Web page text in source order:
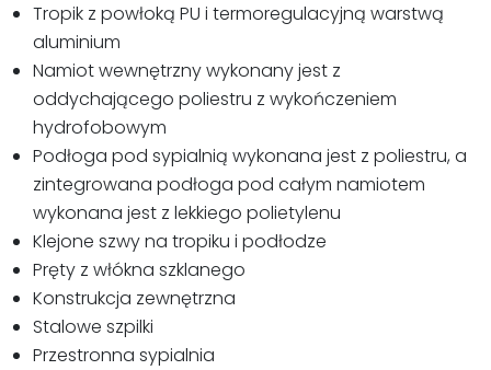
Tropik z powłoką PU i termoregulacyjną warstwą
aluminium
Namiot wewnętrzny wykonany jest z
oddychającego poliestru z wykończeniem
hydrofobowym
Podłoga pod sypialnią wykonana jest z poliestru, a
zintegrowana podłoga pod całym namiotem
wykonana jest z lekkiego polietylenu
Klejone szwy na tropiku i podłodze
Pręty z włókna szklanego
Konstrukcja zewnętrzna
Stalowe szpilki
Przestronna sypialnia